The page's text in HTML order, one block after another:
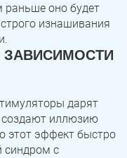
раньше оно будет
изнашивания
ЗАВИСИМОСТИ
дарят
создают иллюзию
этот эффект быстро
синдром с